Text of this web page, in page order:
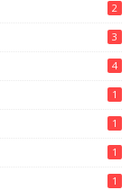
2
3
4
1
1
1
1